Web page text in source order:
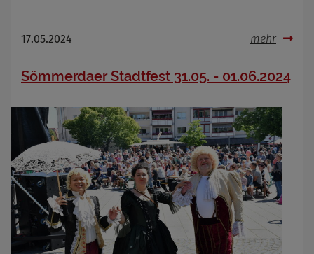
17.05.2024 mehr
Sömmerdaer Stadtfest 31.05. - 01.06.2024